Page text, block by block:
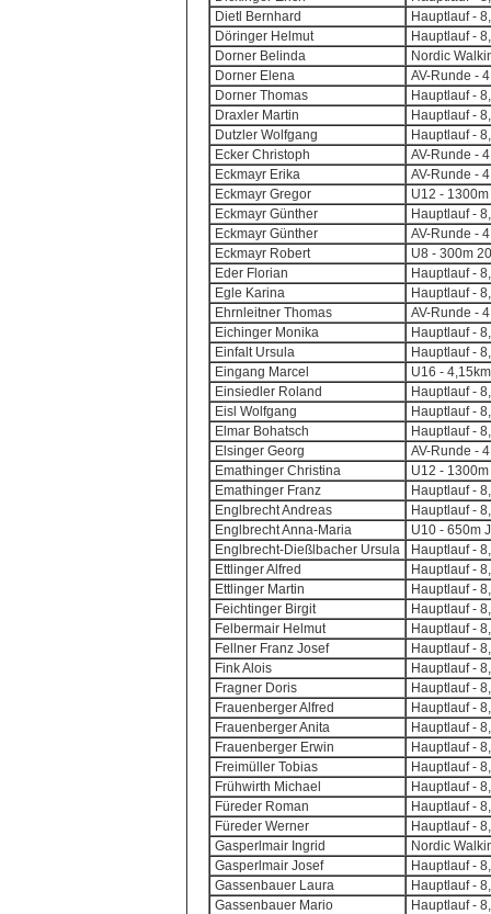
Dietl Bernhard
Hauptlauf -
Döringer Helmut
Hauptlauf -
Dorner Belinda
Nordic
Dorner Elena
AV-Runde -
Dorner Thomas
Hauptlauf -
Draxler Martin
Hauptlauf -
Dutzler Wolfgang
Hauptlauf -
Ecker Christoph
AV-Runde -
Eckmayr Erika
AV-Runde -
Eckmayr Gregor
U12 -
Eckmayr Günther
Hauptlauf -
Eckmayr Günther
AV-Runde -
Eckmayr Robert
U8 - 300m
Eder Florian
Hauptlauf -
Egle Karina
Hauptlauf -
Ehrnleitner Thomas
AV-Runde -
Eichinger Monika
Hauptlauf -
Einfalt Ursula
Hauptlauf -
Eingang Marcel
U16 -
Einsiedler Roland
Hauptlauf -
Eisl Wolfgang
Hauptlauf -
Elmar Bohatsch
Hauptlauf -
Elsinger Georg
AV-Runde -
Emathinger Christina
U12 -
Emathinger Franz
Hauptlauf -
Englbrecht Andreas
Hauptlauf -
Englbrecht Anna-Maria
U10 - 650m
Englbrecht-Dießlbacher Ursula
Hauptlauf -
Ettlinger Alfred
Hauptlauf -
Ettlinger Martin
Hauptlauf -
Feichtinger Birgit
Hauptlauf -
Felbermair Helmut
Hauptlauf -
Fellner Franz Josef
Hauptlauf -
Fink Alois
Hauptlauf -
Fragner Doris
Hauptlauf -
Frauenberger Alfred
Hauptlauf -
Frauenberger Anita
Hauptlauf -
Frauenberger Erwin
Hauptlauf -
Freimüller Tobias
Hauptlauf -
Frühwirth Michael
Hauptlauf -
Füreder Roman
Hauptlauf -
Füreder Werner
Hauptlauf -
Gasperlmair Ingrid
Nordic
Gasperlmair Josef
Hauptlauf -
Gassenbauer Laura
Hauptlauf -
Gassenbauer Mario
Hauptlauf -